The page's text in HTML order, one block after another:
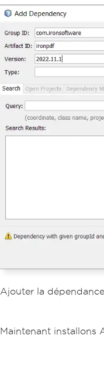
Ajouter la
Maintenant installons